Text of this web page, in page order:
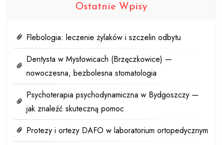
Ostatnie Wpisy
Flebologia: leczenie żylaków i szczelin odbytu
Dentysta w Mysłowicach (Brzęczkowice) —
nowoczesna, bezbolesna stomatologia
Psychoterapia psychodynamiczna w Bydgoszczy —
jak znaleźć skuteczną pomoc
Protezy i ortezy DAFO w laboratorium ortopedycznym